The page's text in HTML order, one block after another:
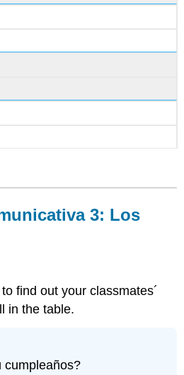
3: Los
find out your classmates´
in the table.
cumpleaños?